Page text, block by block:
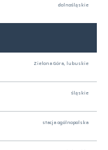
dolnośląskie
Zielona Góra, lubuskie
śląskie
stacja ogólnopolska